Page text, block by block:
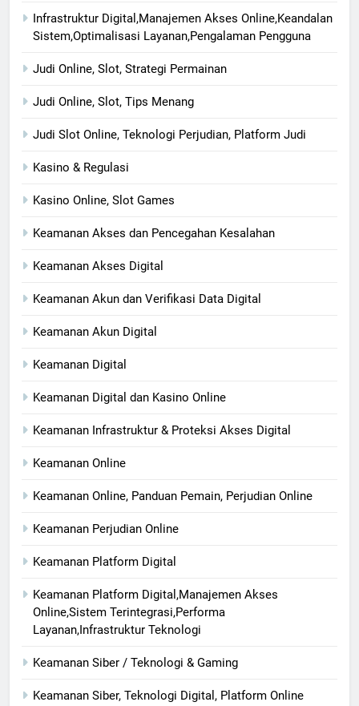
Infrastruktur Digital,Manajemen Akses Online,Keandalan
Sistem,Optimalisasi Layanan,Pengalaman Pengguna
Judi Online, Slot, Strategi Permainan
Judi Online, Slot, Tips Menang
Judi Slot Online, Teknologi Perjudian, Platform Judi
Kasino & Regulasi
Kasino Online, Slot Games
Keamanan Akses dan Pencegahan Kesalahan
Keamanan Akses Digital
Keamanan Akun dan Verifikasi Data Digital
Keamanan Akun Digital
Keamanan Digital
Keamanan Digital dan Kasino Online
Keamanan Infrastruktur & Proteksi Akses Digital
Keamanan Online
Keamanan Online, Panduan Pemain, Perjudian Online
Keamanan Perjudian Online
Keamanan Platform Digital
Keamanan Platform Digital,Manajemen Akses
Online,Sistem Terintegrasi,Performa
Layanan,Infrastruktur Teknologi
Keamanan Siber / Teknologi & Gaming
Keamanan Siber, Teknologi Digital, Platform Online